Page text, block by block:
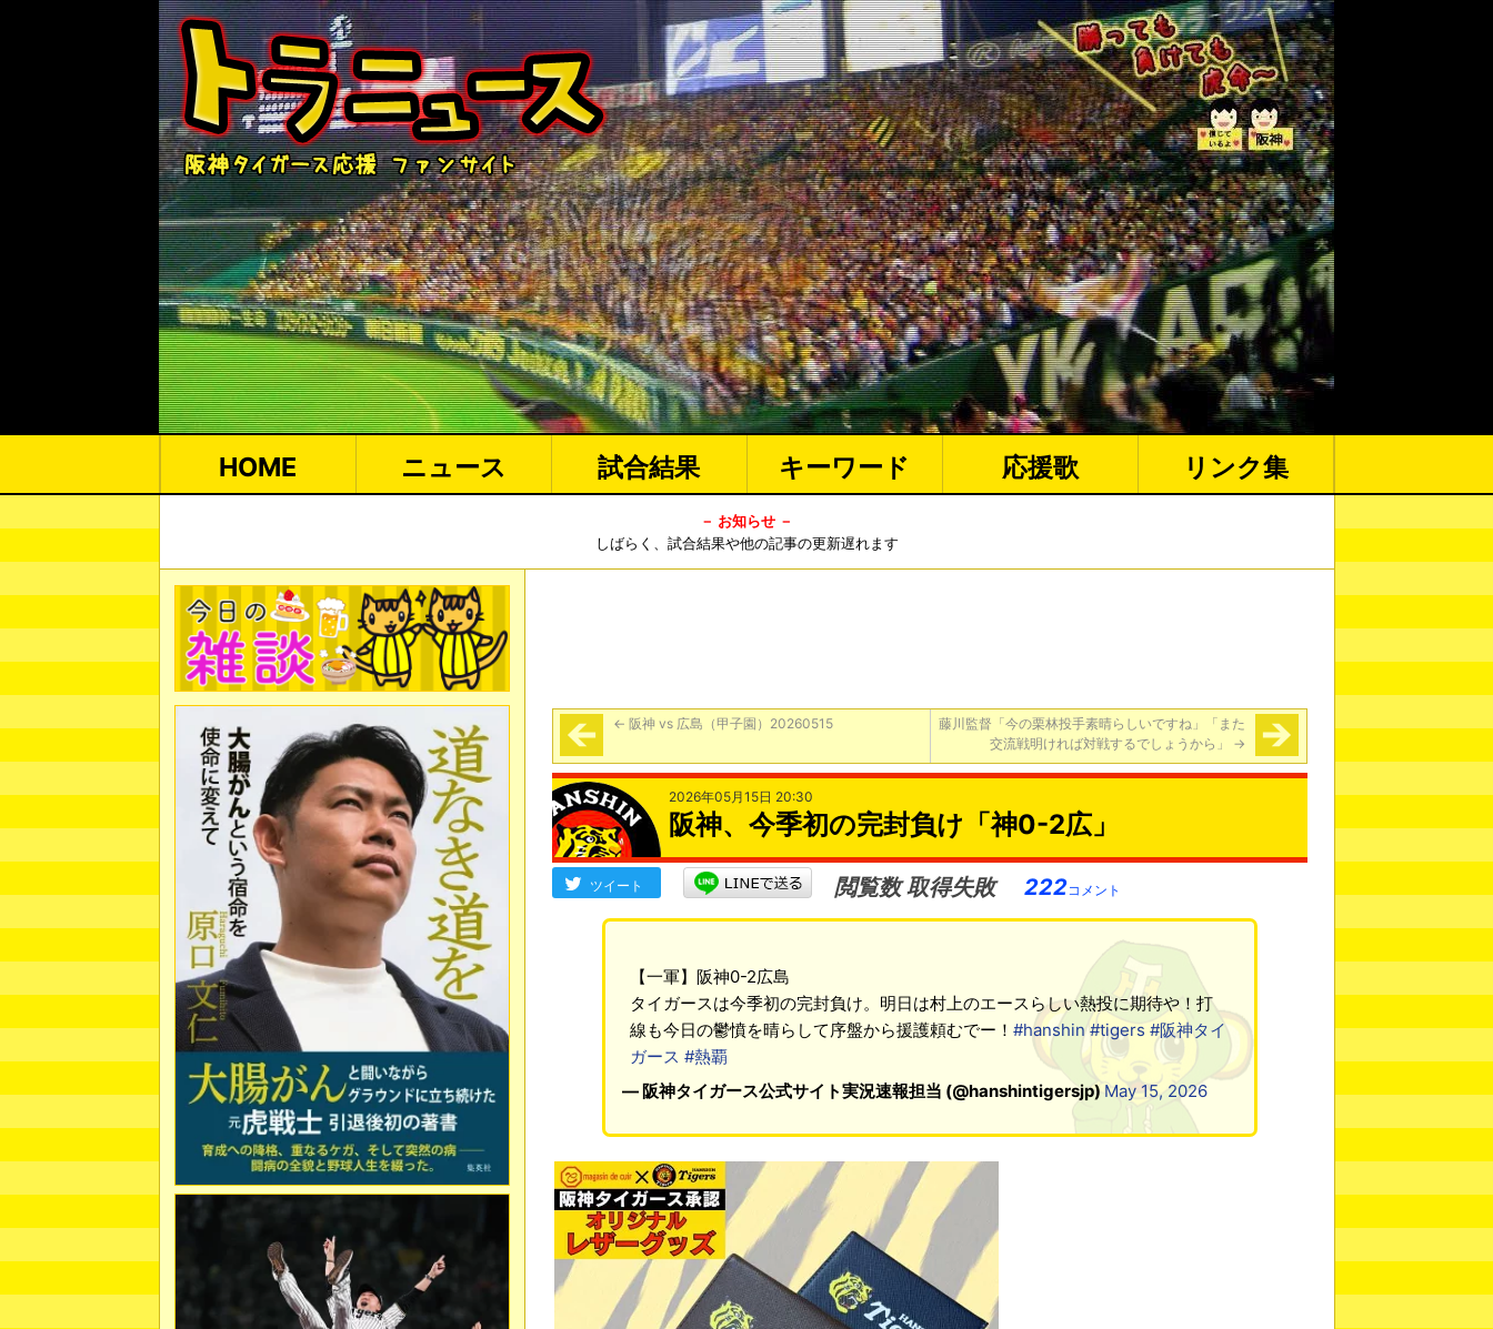
HOME ニュース 試合結果 キーワード 応援歌 リンク集
－ お知らせ －
しばらく、試合結果や他の記事の更新遅れます
← 阪神 vs 広島（甲子園）20260515
藤川監督「今の栗林投手素晴らしいですね」「また
交流戦明ければ対戦するでしょうから」 →
2026年05月15日 20:30
阪神、今季初の完封負け「神0-2広」
ツイート 閲覧数 取得失敗 222コメント
【一軍】阪神0-2広島
タイガースは今季初の完封負け。明日は村上のエースらしい熱投に期待や！打
線も今日の鬱憤を晴らして序盤から援護頼むでー！ #hanshin #tigers #阪神タイ
ガース #熱覇
— 阪神タイガース公式サイト実況速報担当 (@hanshintigersjp) May 15, 2026